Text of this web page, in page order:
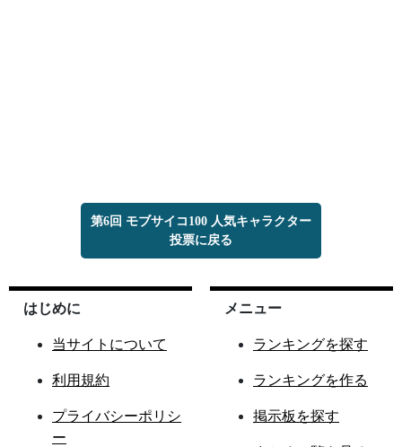
第6回 モブサイコ100 人気キャラクター
投票に戻る
はじめに
当サイトについて
利用規約
プライバシーポリシ
ー
メニュー
ランキングを探す
ランキングを作る
掲示板を探す